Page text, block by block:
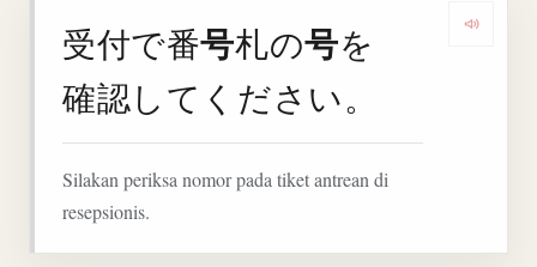
受付で番号札の号を
確認してください。
Silakan periksa nomor pada tiket antrean di
resepsionis.